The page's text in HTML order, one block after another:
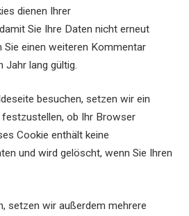
dienen Ihrer
Sie Ihre Daten nicht erneut
Sie einen weiteren Kommentar
Jahr lang gültig.
besuchen, setzen wir ein
ob Ihr Browser
Cookie enthält keine
und wird gelöscht, wenn Sie Ihren
setzen wir außerdem mehrere